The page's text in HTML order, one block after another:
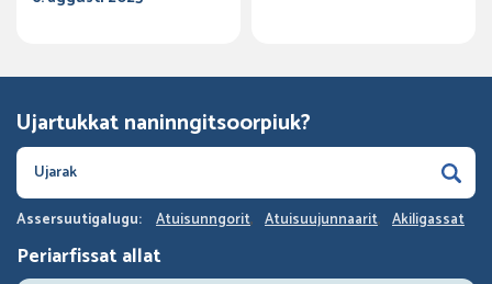
Ujartukkat naninngitsoorpiuk?
Assersuutigalugu: Atuisunngorit Atuisuujunnaarit Akiligassat
Periarfissat allat